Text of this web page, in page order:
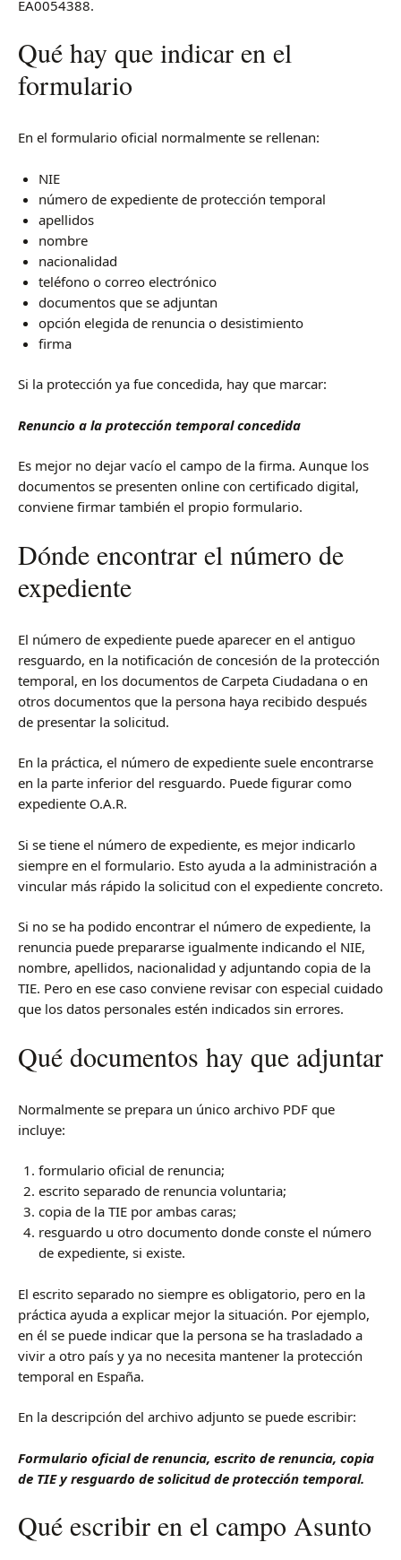
EA0054388.
Qué hay que indicar en el
formulario
En el formulario oficial normalmente se rellenan:
NIE
número de expediente de protección temporal
apellidos
nombre
nacionalidad
teléfono o correo electrónico
documentos que se adjuntan
opción elegida de renuncia o desistimiento
firma
Si la protección ya fue concedida, hay que marcar:
Renuncio a la protección temporal concedida
Es mejor no dejar vacío el campo de la firma. Aunque los
documentos se presenten online con certificado digital,
conviene firmar también el propio formulario.
Dónde encontrar el número de
expediente
El número de expediente puede aparecer en el antiguo
resguardo, en la notificación de concesión de la protección
temporal, en los documentos de Carpeta Ciudadana o en
otros documentos que la persona haya recibido después
de presentar la solicitud.
En la práctica, el número de expediente suele encontrarse
en la parte inferior del resguardo. Puede figurar como
expediente O.A.R.
Si se tiene el número de expediente, es mejor indicarlo
siempre en el formulario. Esto ayuda a la administración a
vincular más rápido la solicitud con el expediente concreto.
Si no se ha podido encontrar el número de expediente, la
renuncia puede prepararse igualmente indicando el NIE,
nombre, apellidos, nacionalidad y adjuntando copia de la
TIE. Pero en ese caso conviene revisar con especial cuidado
que los datos personales estén indicados sin errores.
Qué documentos hay que adjuntar
Normalmente se prepara un único archivo PDF que
incluye:
formulario oficial de renuncia;
escrito separado de renuncia voluntaria;
copia de la TIE por ambas caras;
resguardo u otro documento donde conste el número
de expediente, si existe.
El escrito separado no siempre es obligatorio, pero en la
práctica ayuda a explicar mejor la situación. Por ejemplo,
en él se puede indicar que la persona se ha trasladado a
vivir a otro país y ya no necesita mantener la protección
temporal en España.
En la descripción del archivo adjunto se puede escribir:
Formulario oficial de renuncia, escrito de renuncia, copia
de TIE y resguardo de solicitud de protección temporal.
Qué escribir en el campo Asunto